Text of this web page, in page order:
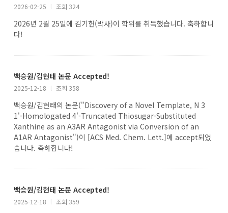
2026-02-25 l 조회 324
2026년 2월 25일에 김기헌(박사)이 학위를 취득했습니다. 축하합니
다!
백승원/김현태 논문 Accepted!
2025-12-18 l 조회 358
백승원/김현태의 논문("Discovery of a Novel Template, N 3
1'-Homologated 4'-Truncated Thiosugar-Substituted
Xanthine as an A3AR Antagonist via Conversion of an
A1AR Antagonist")이 [ACS Med. Chem. Lett.]에 accept되었
습니다. 축하합니다!
백승원/김현태 논문 Accepted!
2025-12-18 l 조회 359